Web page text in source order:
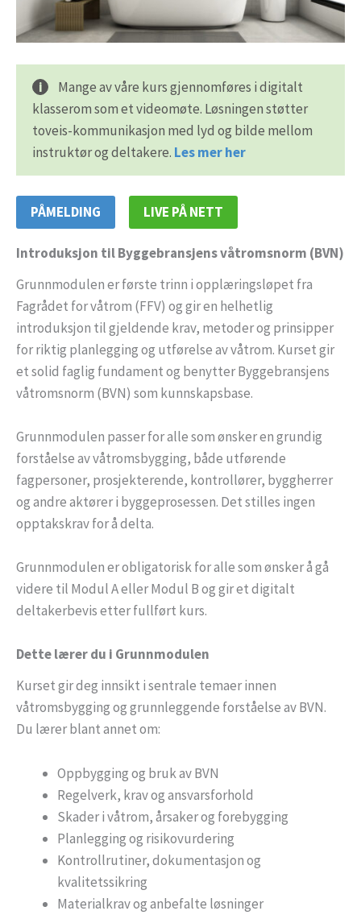
Mange av våre kurs gjennomføres i digitalt
klasserom som et videomøte. Løsningen støtter
toveis-kommunikasjon med lyd og bilde mellom
instruktør og deltakere. Les mer her
PÅMELDING LIVE PÅ NETT
Introduksjon til Byggebransjens våtromsnorm (BVN)
Grunnmodulen er første trinn i opplæringsløpet fra
Fagrådet for våtrom (FFV) og gir en helhetlig
introduksjon til gjeldende krav, metoder og prinsipper
for riktig planlegging og utførelse av våtrom. Kurset gir
et solid faglig fundament og benytter Byggebransjens
våtromsnorm (BVN) som kunnskapsbase.
Grunnmodulen passer for alle som ønsker en grundig
forståelse av våtromsbygging, både utførende
fagpersoner, prosjekterende, kontrollører, byggherrer
og andre aktører i byggeprosessen. Det stilles ingen
opptakskrav for å delta.
Grunnmodulen er obligatorisk for alle som ønsker å gå
videre til Modul A eller Modul B og gir et digitalt
deltakerbevis etter fullført kurs.
Dette lærer du i Grunnmodulen
Kurset gir deg innsikt i sentrale temaer innen
våtromsbygging og grunnleggende forståelse av BVN.
Du lærer blant annet om:
Oppbygging og bruk av BVN
Regelverk, krav og ansvarsforhold
Skader i våtrom, årsaker og forebygging
Planlegging og risikovurdering
Kontrollrutiner, dokumentasjon og
kvalitetssikring
Materialkrav og anbefalte løsninger